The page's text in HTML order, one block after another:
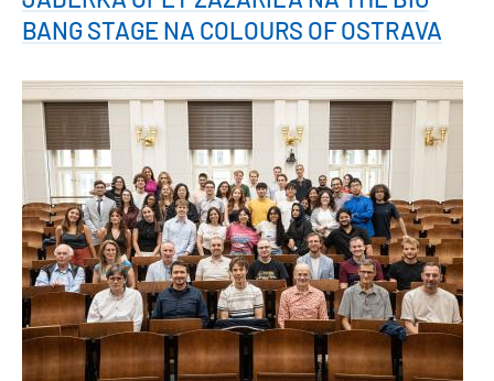
BANG STAGE NA COLOURS OF OSTRAVA